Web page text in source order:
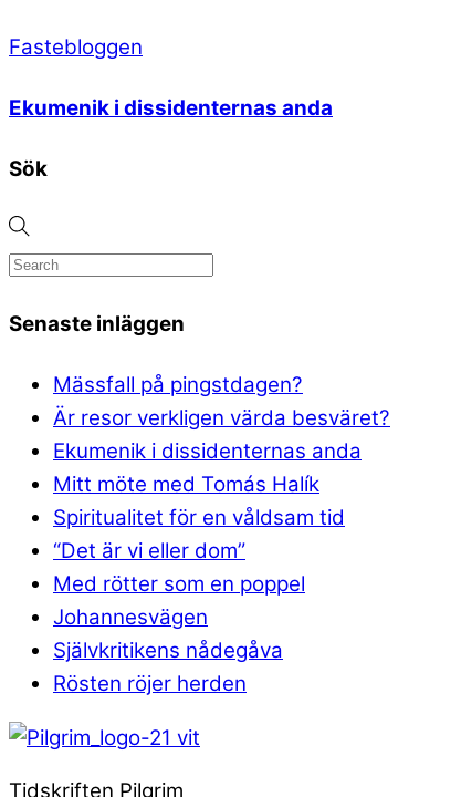
Fastebloggen
Ekumenik i dissidenternas anda
Sök
Senaste inläggen
Mässfall på pingstdagen?
Är resor verkligen värda besväret?
Ekumenik i dissidenternas anda
Mitt möte med Tomás Halík
Spiritualitet för en våldsam tid
“Det är vi eller dom”
Med rötter som en poppel
Johannesvägen
Självkritikens nådegåva
Rösten röjer herden
Tidskriften Pilgrim